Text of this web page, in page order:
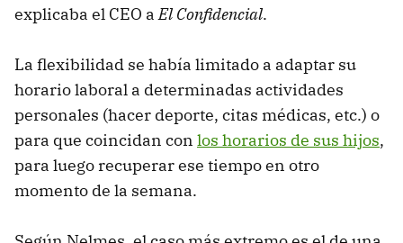
explicaba el CEO a El Confidencial.
La flexibilidad se había limitado a adaptar su
horario laboral a determinadas actividades
personales (hacer deporte, citas médicas, etc.) o
para que coincidan con los horarios de sus hijos,
para luego recuperar ese tiempo en otro
momento de la semana.